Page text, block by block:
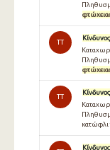
TT
Κίνδυνος
TT
Κίνδυνος
κατώφλι
Κίνδυνος